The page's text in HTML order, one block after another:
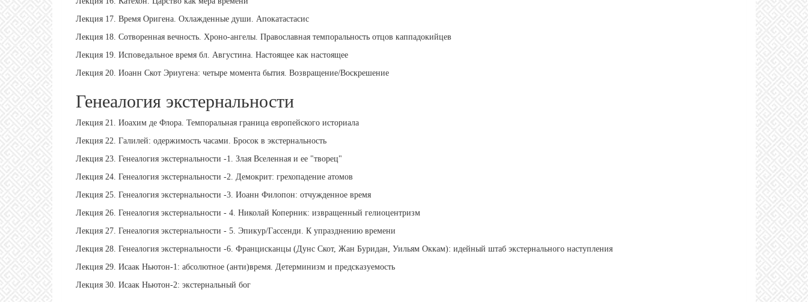
Лекция 17. Время Оригена. Охлажденные души. Апокатастасис
Лекция 18. Сотворенная вечность. Хроно-ангелы. Православная темпоральность отцов каппадокийцев
Лекция 19. Исповедальное время бл. Августина. Настоящее как настоящее
Лекция 20. Иоанн Скот Эриугена: четыре момента бытия. Возвращение/Воскрешение
Генеалогия экстернальности
Лекция 21. Иоахим де Флора. Темпоральная граница европейского историала
Лекция 22. Галилей: одержимость часами. Бросок в экстернальность
Лекция 23. Генеалогия экстернальности -1. Злая Вселенная и ее "творец"
Лекция 24. Генеалогия экстернальности -2. Демокрит: грехопадение атомов
Лекция 25. Генеалогия экстернальности -3. Иоанн Филопон: отчужденное время
Лекция 26. Генеалогия экстернальности - 4. Николай Коперник: извращенный гелиоцентризм
Лекция 27. Генеалогия экстернальности - 5. Эпикур/Гассенди. К упразднению времени
Лекция 28. Генеалогия экстернальности -6. Францисканцы (Дунс Скот, Жан Буридан, Уильям Оккам): идейный штаб экстернального наступления
Лекция 29. Исаак Ньютон-1: абсолютное (анти)время. Детерминизм и предсказуемость
Лекция 30. Исаак Ньютон-2: экстернальный бог